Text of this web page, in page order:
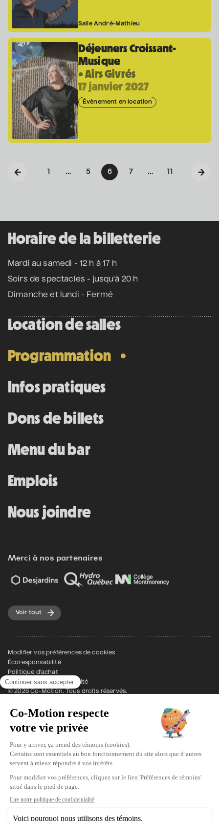
Salle André-Mathieu
Déjeuners Croissant-
Musique
• Airs Givrés
17 janvier 2027
Évènement en location
1 … 5 6 7 … 11
Coordonnées
475 Boul. de l'Avenir, Laval, Québec, H7N 5H9
Horaire de la billetterie
Mardi au samedi - 12 h à 17 h
Soirs de spectacles - jusqu'à 20 h
Dimanche et lundi - Fermé
Location de salles
Programmation
Infos pratiques
Dons de billets
Menu du bar
Emplois
Nous joindre
Merci à nos partenaires
Voir tout
© 2026 Co-Motion. Tous droits réservés.
Écoresponsabilité
Politique d'achat
Politique de confidentialité
Modifier vos préférences de cookies